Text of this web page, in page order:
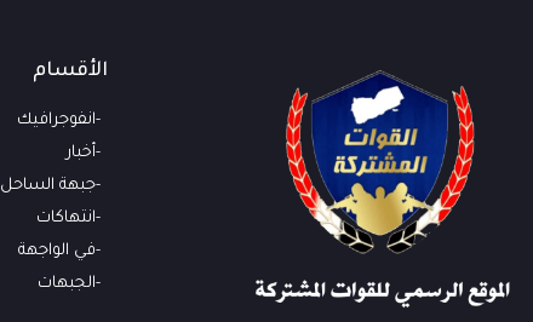
الأقسام
انفوجرافيك
أخبار
جبهة الساحل
انتهاكات
في الواجهة
الجبهات